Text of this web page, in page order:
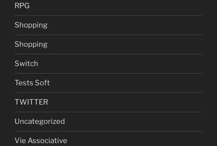
RPG
Shopping
Shopping
Switch
Tests Soft
TWITTER
Uncategorized
Vie Associative